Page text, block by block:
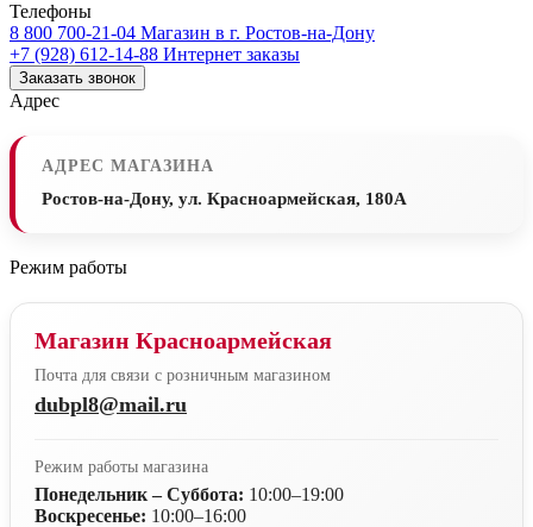
Телефоны
8 800 700-21-04 Магазин в г. Ростов-на-Дону
+7 (928) 612-14-88 Интернет заказы
Заказать звонок
Адрес
АДРЕС МАГАЗИНА
Ростов-на-Дону, ул. Красноармейская, 180А
Режим работы
Магазин Красноармейская
Почта для связи с розничным магазином
dubpl8@mail.ru
Режим работы магазина
Понедельник – Суббота: 10:00–19:00
Воскресенье: 10:00–16:00